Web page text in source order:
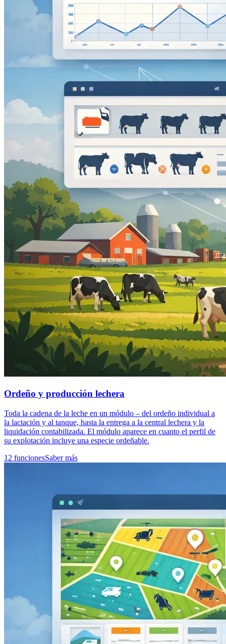
Ordeño y producción lechera
Toda la cadena de la leche en un módulo – del ordeño individual a
la lactación y al tanque, hasta la entrega a la central lechera y la
liquidación contabilizada. El módulo aparece en cuanto el perfil de
su explotación incluye una especie ordeñable.
12 funcionesSaber más